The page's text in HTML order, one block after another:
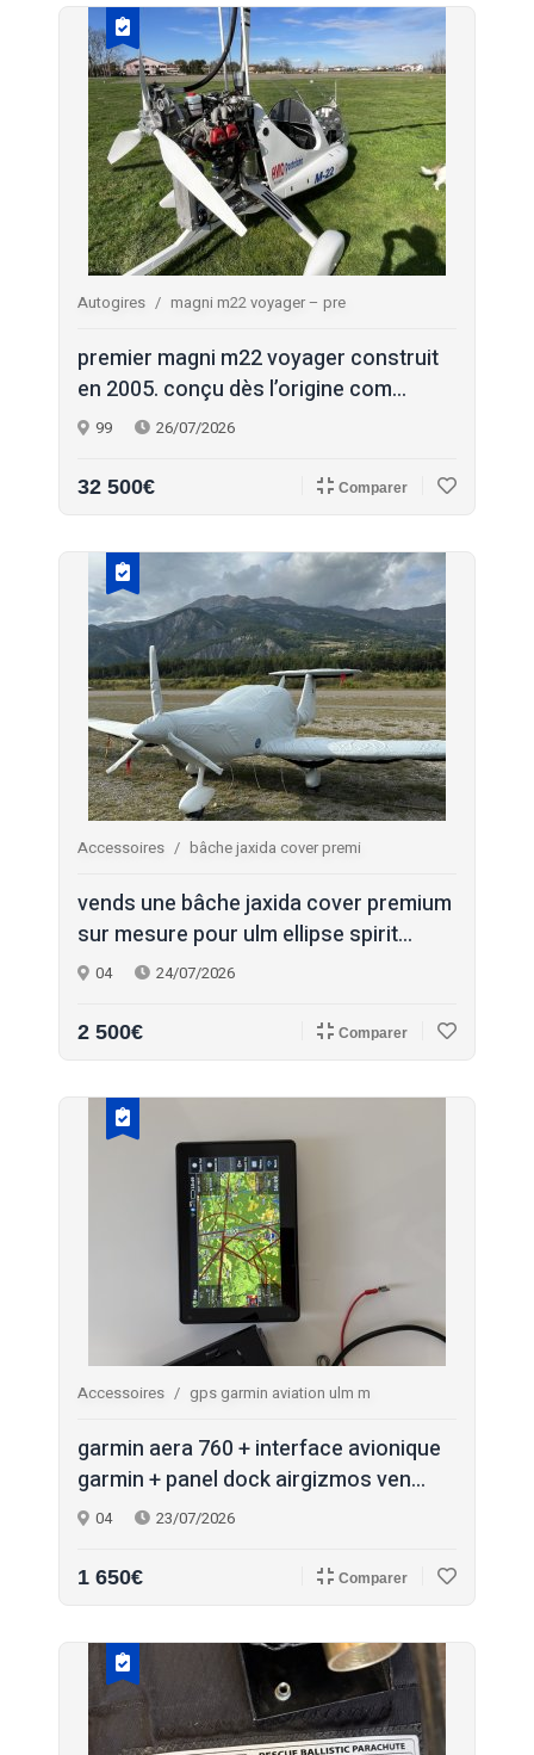
Autogires magni m22 voyager – pre
premier magni m22 voyager construit
en 2005. conçu dès l’origine com...
99 26/07/2026
32 500€ Comparer
Accessoires bâche jaxida cover premi
vends une bâche jaxida cover premium
sur mesure pour ulm ellipse spirit...
04 24/07/2026
2 500€ Comparer
Accessoires gps garmin aviation ulm m
garmin aera 760 + interface avionique
garmin + panel dock airgizmos ven...
04 23/07/2026
1 650€ Comparer